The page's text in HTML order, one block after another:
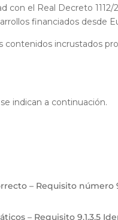
el Real Decreto 1112/
financiados desde
contenidos incrustados
indican a continuación.
– Requisito número
– Requisito 9.1.3.5